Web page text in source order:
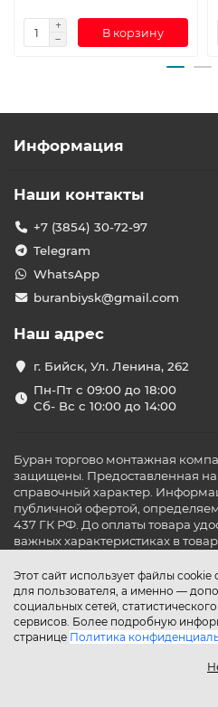
В корзину
Этот сайт использует файлы
для пользователя, а именно —
социальных сетей,
сервисов. Более подробную
странице Политика
Информация
Наши контакты
+7 (3854) 30-72-97
Telegram
WhatsApp
buranbiysk@gmail.com
Наш адрес
г. Бийск, Ул. Ленина, 262
Пн-Пт с 09:00 до 18:00
Сб- Вс с 10:00 до 14:00
Буран торгово монтажная
защищены. Предоставленная
справочный характер.
публичной офертой,
437 ГК РФ. До оплаты товара
важных характеристиках в